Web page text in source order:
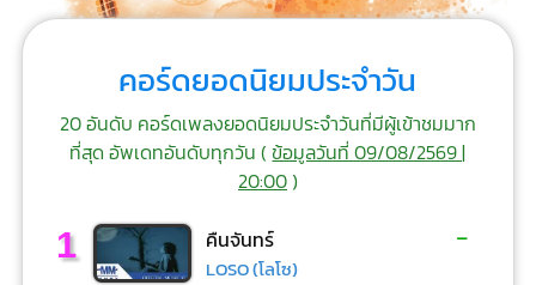
คอร์ดยอดนิยมประจำวัน
20 อันดับ คอร์ดเพลงยอดนิยมประจำวันที่มีผู้เข้าชมมาก
ที่สุด อัพเดทอันดับทุกวัน (ข้อมูลวันที่ 09/08/2569 |
20:00)
1 คืนจันทร์
LOSO (โลโซ)
-